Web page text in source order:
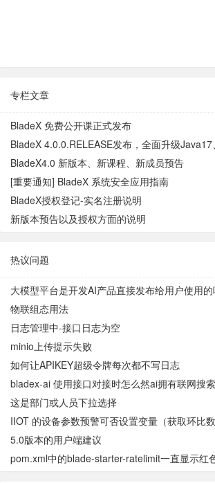
专栏文章
BladeX 免费公开课正式发布
BladeX4.0 新版本、新课程、新成员预告
[重要通知] BladeX 系统安全应用指南
BladeX授权登记-实名注册说明
新版本预告以及授权方面的说明
热议问题
大模型平台是开发AI产品直接发布给用户使用的
物联组态用法
日志管理中-接口日志为空
minio上传提示失败
如何让APIKEY超级令牌每次都不写日志
bladex-ai 使用接口对接时怎么然ai拥有联网搜
这是部门或人员下拉选择
IIOT 的设备参数预警可否设置变量（获取环比数
5.0版本的用户端建议
pom.xml中的blade-starter-ratelimit一直显示红